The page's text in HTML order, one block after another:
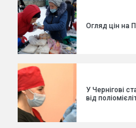
Огляд цін на
У Чернігові
від